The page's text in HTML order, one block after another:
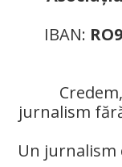
IBAN:
jurnalism
Un jurnalism